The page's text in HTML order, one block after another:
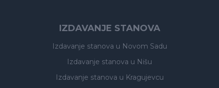
IZDAVANJE STANOVA
Izdavanje stanova u Novom Sadu
Izdavanje stanova u Nišu
Izdavanje stanova u Kragujevcu